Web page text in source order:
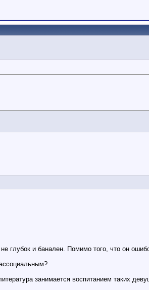
глубок и банален. Помимо того, что он
занимается воспитанием таких